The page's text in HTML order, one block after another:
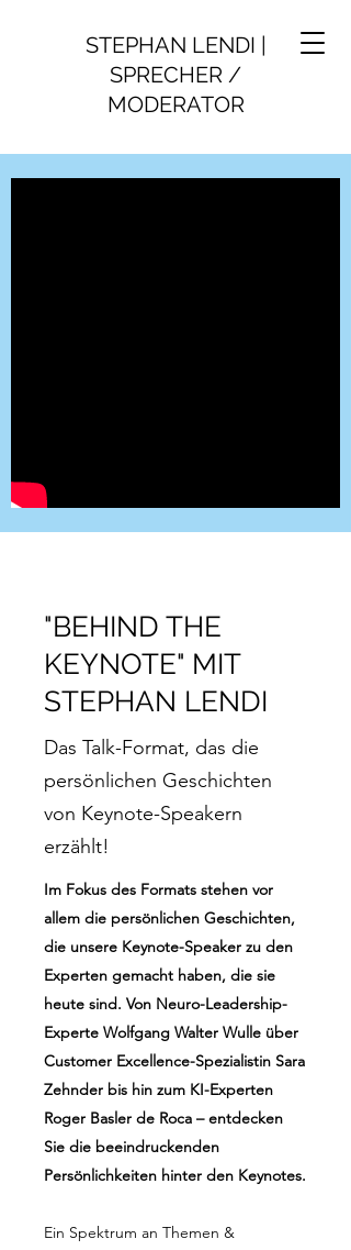
STEPHAN LENDI |
SPRECHER /
MODERATOR
"BEHIND THE
KEYNOTE" MIT
STEPHAN LENDI
Das Talk-Format, das die
persönlichen Geschichten
von Keynote-Speakern
erzählt!
Im Fokus des Formats stehen vor
allem die persönlichen Geschichten,
die unsere Keynote-Speaker zu den
Experten gemacht haben, die sie
heute sind. Von Neuro-Leadership-
Experte Wolfgang Walter Wulle über
Customer Excellence-Spezialistin Sara
Zehnder bis hin zum KI-Experten
Roger Basler de Roca – entdecken
Sie die beeindruckenden
Persönlichkeiten hinter den Keynotes.
Ein Spektrum an Themen &